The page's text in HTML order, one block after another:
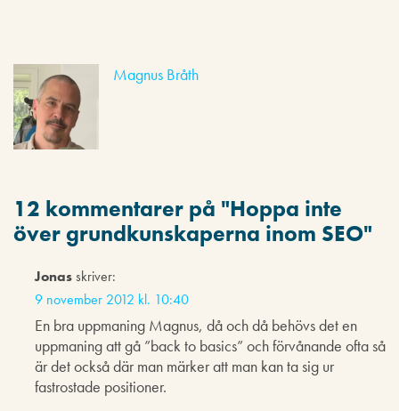
Magnus Bråth
12 kommentarer på "Hoppa inte
över grundkunskaperna inom SEO"
Jonasskriver:
9 november 2012 kl. 10:40
En bra uppmaning Magnus, då och då behövs det en
uppmaning att gå ”back to basics” och förvånande ofta så
är det också där man märker att man kan ta sig ur
fastrostade positioner.